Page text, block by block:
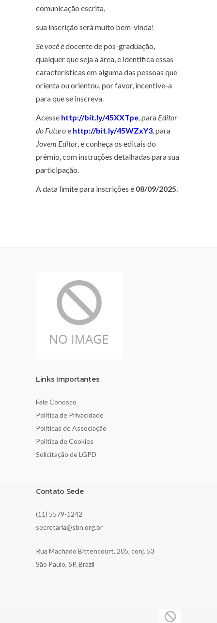
comunicação escrita,
sua inscrição será muito bem-vinda!
Se você édocente de pós-graduação,
qualquer que seja a área, e identifica essas
características em alguma das pessoas que
orienta ou orientou, por favor, incentive-a
para que se inscreva.
Acesse http://bit.ly/45XXTpe, para Editor
do Futuroe http://bit.ly/45WZxY3, para
Jovem Editor, e conheça os editais do
prêmio, com instruções detalhadas para sua
participação.
A data limite para inscrições é 08/09/2025.
Links Importantes
Fale Conosco
Política de Privacidade
Políticas de Associação
Política de Cookies
Solicitação de LGPD
Contato Sede
(11) 5579-1242
secretaria@sbn.org.br
Rua Machado Bittencourt, 205, conj. 53
São Paulo, SP, Brazil